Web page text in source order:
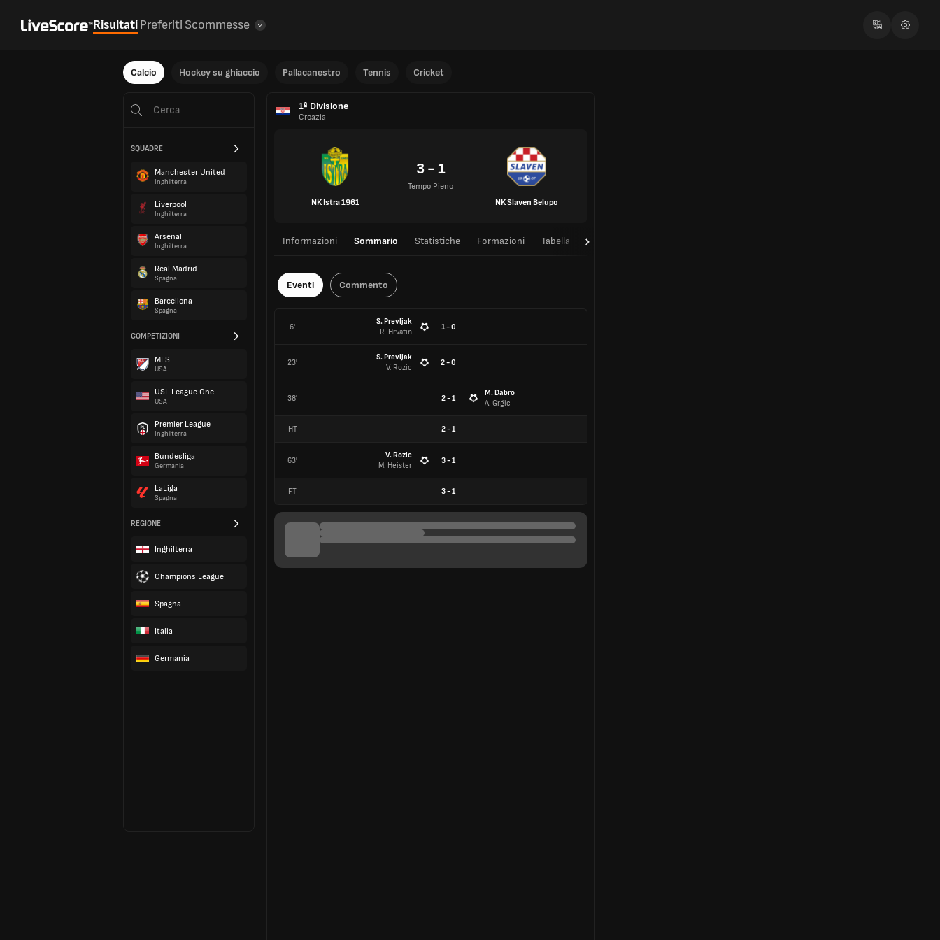
RisultatiPreferiti Scommesse
Calcio Hockey su ghiaccio Pallacanestro Tennis Cricket
SQUADRE
Manchester United
Inghilterra
Liverpool
Inghilterra
Arsenal
Inghilterra
Real Madrid
Spagna
Barcellona
Spagna
COMPETIZIONI
MLS
USA
USL League One
USA
Premier League
Inghilterra
Bundesliga
Germania
LaLiga
Spagna
REGIONE
Inghilterra
Champions League
Spagna
Italia
Germania
1ª Divisione
Croazia
NK Istra 1961
3 - 1
Tempo Pieno
NK Slaven Belupo
Informazioni Sommario Statistiche Formazioni Tabella T/T
Eventi Commento
6'
S. Prevljak
R. Hrvatin
1 - 0
23'
S. Prevljak
V. Rozic
2 - 0
38' 2 - 1
M. Dabro
A. Grgic
HT 2-1
63'
V. Rozic
M. Heister
3 - 1
FT 3-1